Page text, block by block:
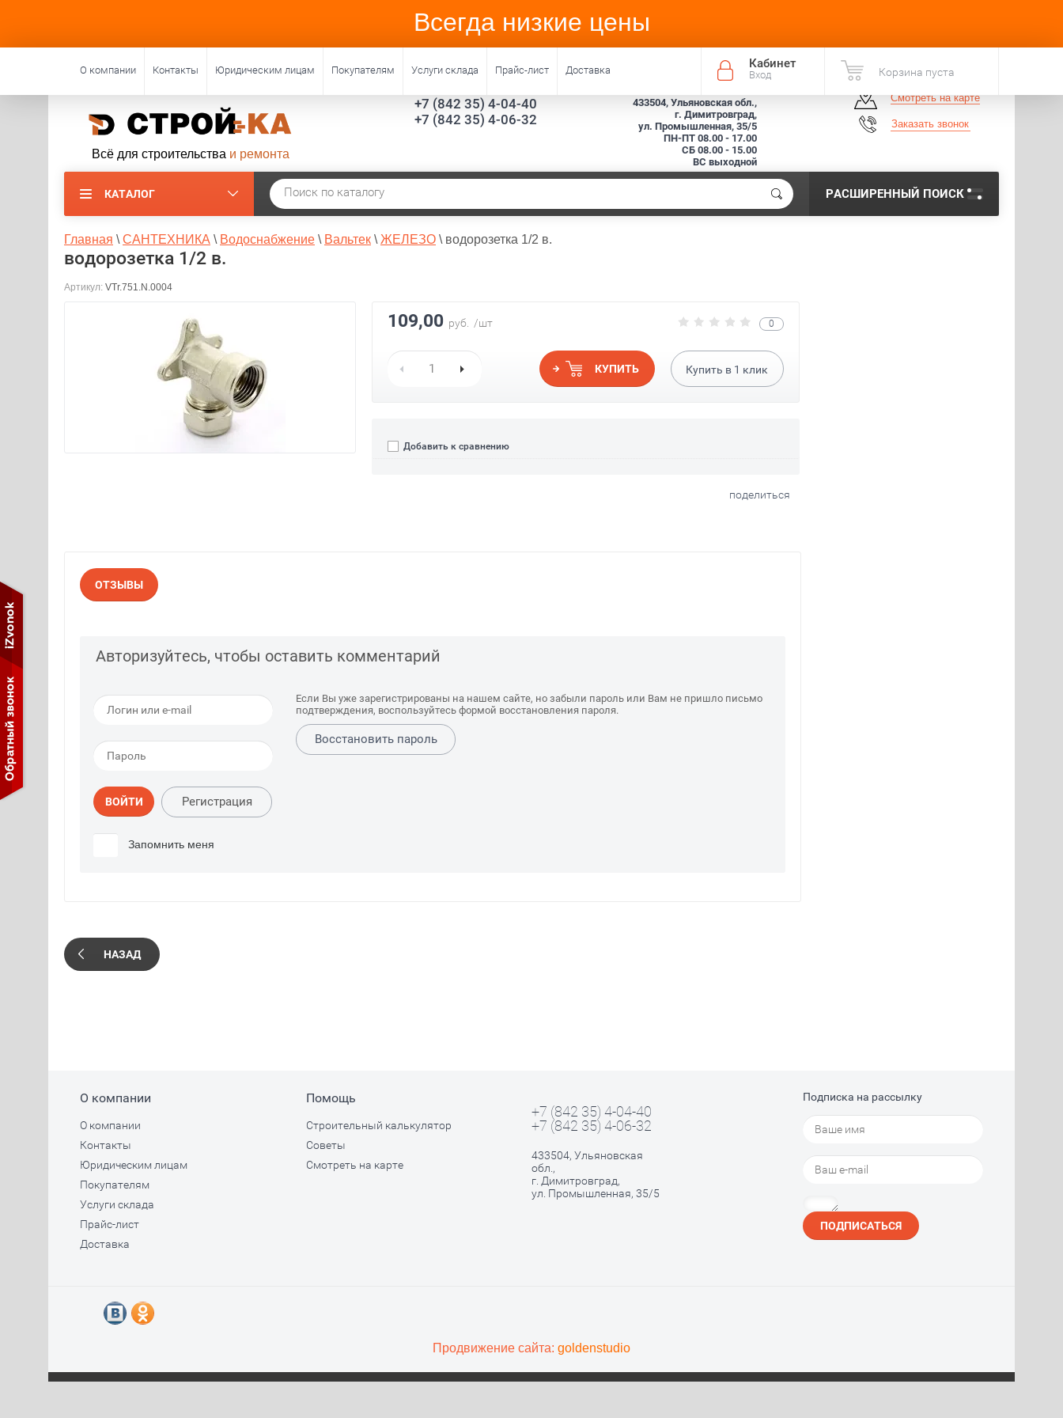
Всегда низкие цены
Кабинет
Вход Корзина пуста
О компании Контакты Юридическим лицам Покупателям Услуги склада Прайс-лист Доставка
Всё для строительства и ремонта
+7 (842 35) 4-04-40
+7 (842 35) 4-06-32
433504, Ульяновская обл.,
г. Димитровград,
ул. Промышленная, 35/5
ПН-ПТ 08.00 - 17.00
СБ 08.00 - 15.00
ВС выходной
Смотреть на карте
Заказать звонок
КАТАЛОГ РАСШИРЕННЫЙ ПОИСК
Главная \ САНТЕХНИКА \ Водоснабжение \ Вальтек \ ЖЕЛЕЗО \ водорозетка 1/2 в.
водорозетка 1/2 в.
Артикул: VTr.751.N.0004
0
109,00 руб. /шт
КУПИТЬ Купить в 1 клик
Добавить к сравнению
поделиться
ОТЗЫВЫ
Авторизуйтесь, чтобы оставить комментарий
ВОЙТИ Регистрация
Запомнить меня
Если Вы уже зарегистрированы на нашем сайте, но забыли пароль или Вам не пришло письмо
подтверждения, воспользуйтесь формой восстановления пароля.
Восстановить пароль
НАЗАД
О компании
О компании
Контакты
Юридическим лицам
Покупателям
Услуги склада
Прайс-лист
Доставка
Помощь
Строительный калькулятор
Советы
Смотреть на карте
+7 (842 35) 4-04-40
+7 (842 35) 4-06-32
433504, Ульяновская
обл.,
г. Димитровград,
ул. Промышленная, 35/5
Подписка на рассылку
ПОДПИСАТЬСЯ
Продвижение сайта: goldenstudio